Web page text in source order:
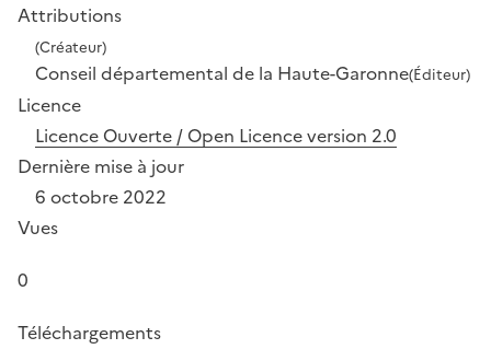
Attributions
(Créateur)
Conseil départemental de la Haute-Garonne(Éditeur)
Licence
Licence Ouverte / Open Licence version 2.0
Dernière mise à jour
6 octobre 2022
Vues
0
Téléchargements